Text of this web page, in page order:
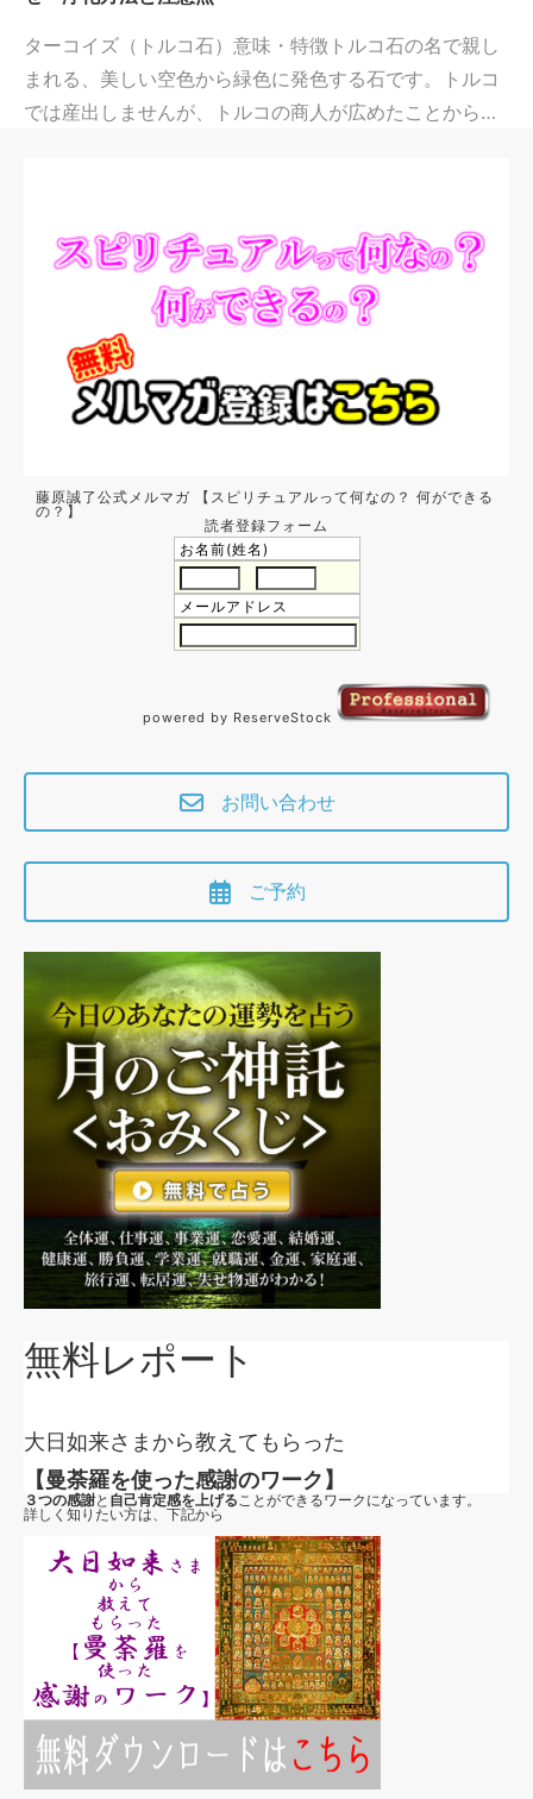
ターコイズ（トルコ石）意味・特徴トルコ石の名で親し
まれる、美しい空色から緑色に発色する石です。トルコ
では産出しませんが、トルコの商人が広めたことから…
藤原誠了公式メルマガ 【スピリチュアルって何なの？ 何ができる
の？】
読者登録フォーム
お名前(姓名)
メールアドレス
powered by ReserveStock
お問い合わせ
ご予約
無料レポート
大日如来さまから教えてもらった
【曼荼羅を使った感謝のワーク】
３つの感謝と 自己肯定感を上げる ことができるワークになっています。
詳しく知りたい方は、下記から